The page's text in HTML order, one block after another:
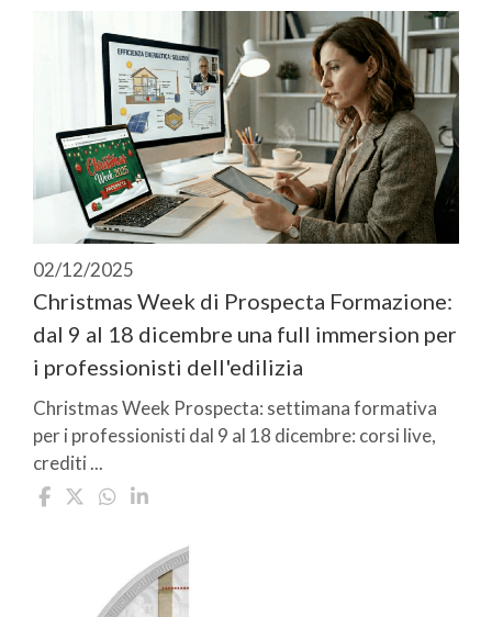
02/12/2025
Christmas Week di Prospecta Formazione:
dal 9 al 18 dicembre una full immersion per
i professionisti dell'edilizia
Christmas Week Prospecta: settimana formativa
per i professionisti dal 9 al 18 dicembre: corsi live,
crediti ...